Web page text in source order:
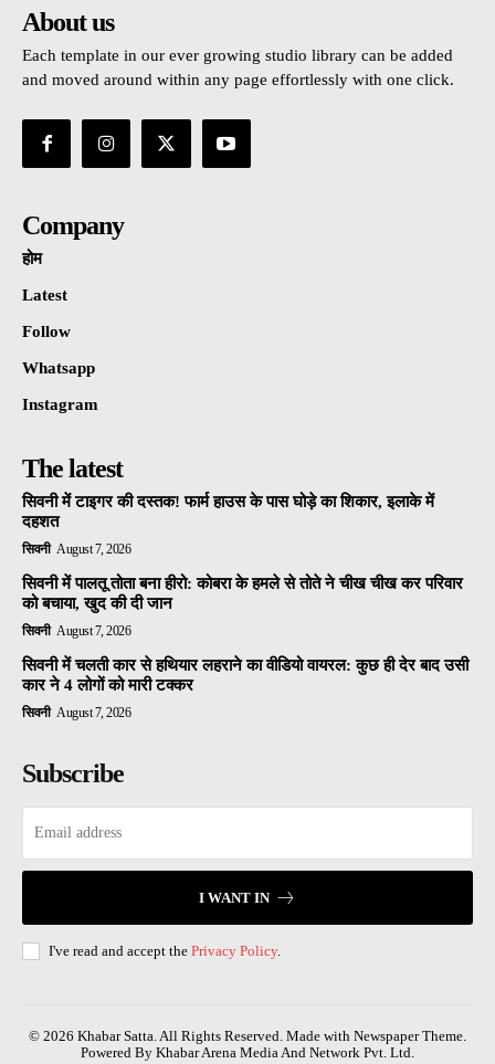
About us
Each template in our ever growing studio library can be added
and moved around within any page effortlessly with one click.
Company
होम
Latest
Follow
Whatsapp
Instagram
The latest
सिवनी में टाइगर की दस्तक! फार्म हाउस के पास घोड़े का शिकार, इलाके में
दहशत
सिवनी August 7, 2026
सिवनी में पालतू तोता बना हीरो: कोबरा के हमले से तोते ने चीख चीख कर परिवार
को बचाया, खुद की दी जान
सिवनी August 7, 2026
सिवनी में चलती कार से हथियार लहराने का वीडियो वायरल: कुछ ही देर बाद उसी
कार ने 4 लोगों को मारी टक्कर
सिवनी August 7, 2026
Subscribe
I WANT IN
I've read and accept the Privacy Policy.
© 2026 Khabar Satta. All Rights Reserved. Made with Newspaper Theme.
Powered By Khabar Arena Media And Network Pvt. Ltd.